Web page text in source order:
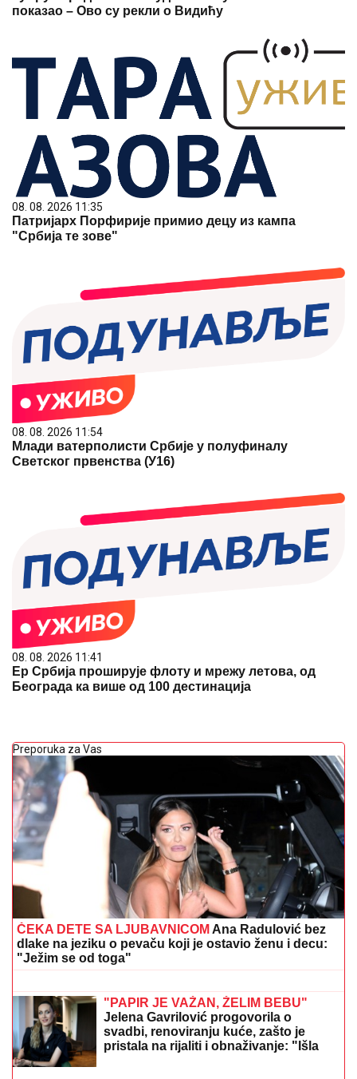
показао – Ово су рекли о Видићу
08. 08. 2026 11:35
Патријарх Порфирије примио децу из кампа
"Србија те зове"
08. 08. 2026 11:54
Млади ватерполисти Србије у полуфиналу
Светског првенства (У16)
08. 08. 2026 11:41
Ер Србија проширује флоту и мрежу летова, од
Београда ка више од 100 дестинација
Preporuka za Vas
ČEKA DETE SA LJUBAVNICOM Ana Radulović bez
dlake na jeziku o pevaču koji je ostavio ženu i decu:
"Ježim se od toga"
SAOBRAĆAJKE u Crnoj Gori: AUTO
UNIŠTEN, a evo u kakvom je stanju
pevačica (FOTO)